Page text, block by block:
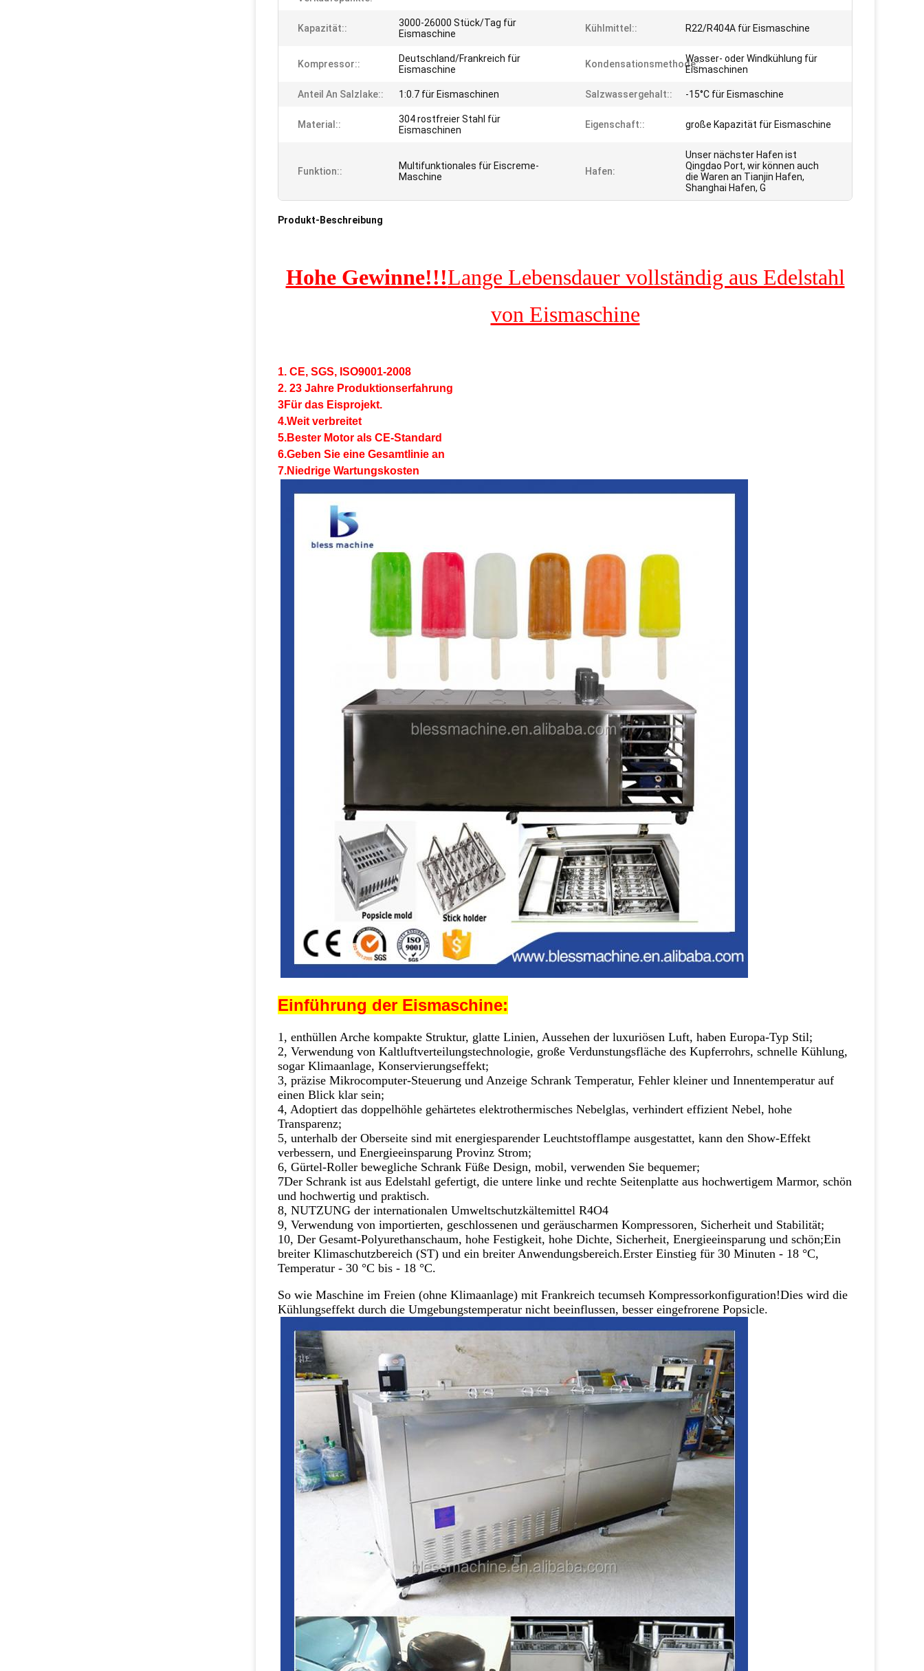
Kapazität::
3000-26000 Stück/Tag für
Eismaschine
Kühlmittel:: R22/R404A für Eismaschine
Kompressor::
Deutschland/Frankreich für
Eismaschine
Kondensationsmethode::Wasser- oder Windkühlung für
Eismaschinen
Anteil An Salzlake:: 1:0.7 für Eismaschinen Salzwassergehalt:: -15°C für Eismaschine
Material::
304 rostfreier Stahl für
Eismaschinen
Eigenschaft:: große Kapazität für Eismaschine
Funktion::
Multifunktionales für Eiscreme-
Maschine
Hafen:
Unser nächster Hafen ist
Qingdao Port, wir können auch
die Waren an Tianjin Hafen,
Shanghai Hafen, G
Produkt-Beschreibung
Hohe Gewinne!!!Lange Lebensdauer vollständig aus Edelstahl
von Eismaschine
1. CE, SGS, ISO9001-2008
2. 23 Jahre Produktionserfahrung
3Für das Eisprojekt.
4.Weit verbreitet
5.Bester Motor als CE-Standard
6.Geben Sie eine Gesamtlinie an
7.Niedrige Wartungskosten
Einführung der Eismaschine:
1, enthüllen Arche kompakte Struktur, glatte Linien, Aussehen der luxuriösen Luft, haben Europa-Typ Stil;
2, Verwendung von Kaltluftverteilungstechnologie, große Verdunstungsfläche des Kupferrohrs, schnelle Kühlung,
sogar Klimaanlage, Konservierungseffekt;
3, präzise Mikrocomputer-Steuerung und Anzeige Schrank Temperatur, Fehler kleiner und Innentemperatur auf
einen Blick klar sein;
4, Adoptiert das doppelhöhle gehärtetes elektrothermisches Nebelglas, verhindert effizient Nebel, hohe
Transparenz;
5, unterhalb der Oberseite sind mit energiesparender Leuchtstofflampe ausgestattet, kann den Show-Effekt
verbessern, und Energieeinsparung Provinz Strom;
6, Gürtel-Roller bewegliche Schrank Füße Design, mobil, verwenden Sie bequemer;
7Der Schrank ist aus Edelstahl gefertigt, die untere linke und rechte Seitenplatte aus hochwertigem Marmor, schön
und hochwertig und praktisch.
8, NUTZUNG der internationalen Umweltschutzkältemittel R4O4
9, Verwendung von importierten, geschlossenen und geräuscharmen Kompressoren, Sicherheit und Stabilität;
10, Der Gesamt-Polyurethanschaum, hohe Festigkeit, hohe Dichte, Sicherheit, Energieeinsparung und schön;Ein
breiter Klimaschutzbereich (ST) und ein breiter Anwendungsbereich.Erster Einstieg für 30 Minuten - 18 °C,
Temperatur - 30 °C bis - 18 °C.
So wie Maschine im Freien (ohne Klimaanlage) mit Frankreich tecumseh Kompressorkonfiguration!Dies wird die
Kühlungseffekt durch die Umgebungstemperatur nicht beeinflussen, besser eingefrorene Popsicle.